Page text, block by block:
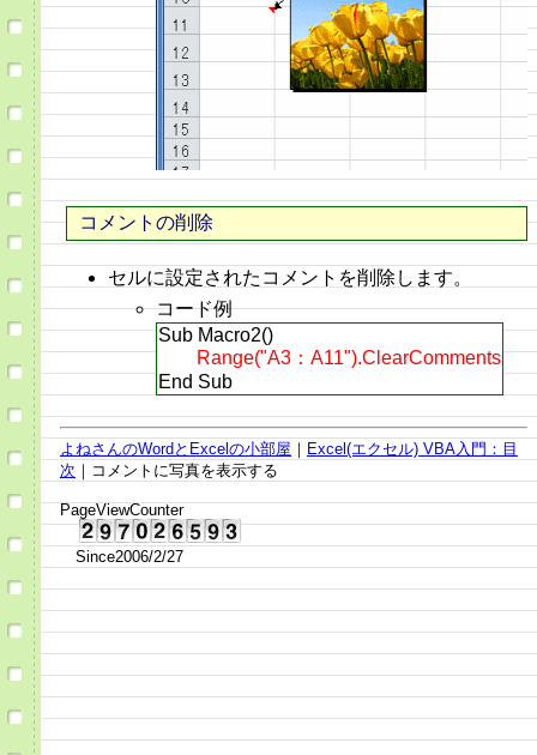
コメントの削除
セルに設定されたコメントを削除します。
コード例
Sub Macro2()
Range("A3：A11").ClearComments
End Sub
よねさんのWordとExcelの小部屋 ｜ Excel(エクセル) VBA入門：目
次 ｜コメントに写真を表示する
PageViewCounter
Since2006/2/27